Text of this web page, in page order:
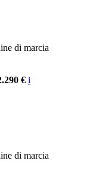
di marcia
€ i
di marcia